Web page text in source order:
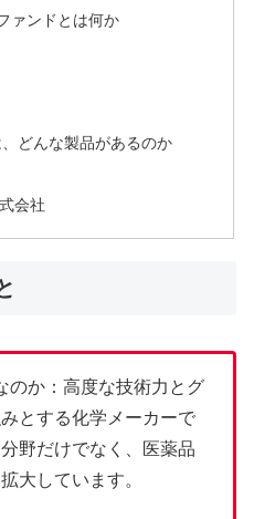
ァンドとは何か
どんな製品があるのか
会社
のか：高度な技術力とグ
とする化学メーカーで
野だけでなく、医薬品
大しています。